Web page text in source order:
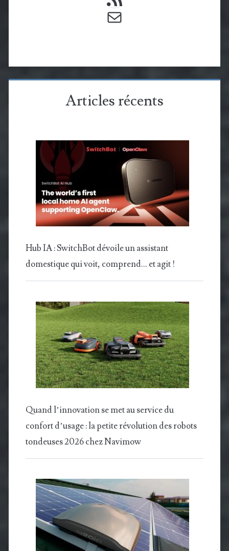
Articles récents
Hub IA : SwitchBot dévoile un assistant
domestique qui voit, comprend… et agit !
Quand l’innovation se met au service du
confort d’usage : la petite révolution des robots
tondeuses 2026 chez Navimow